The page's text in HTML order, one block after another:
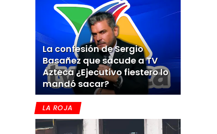
La confesión de Sergio
Basañez que sacude a TV
Azteca ¿Ejecutivo fiestero lo
mandó sacar?
LA ROJA